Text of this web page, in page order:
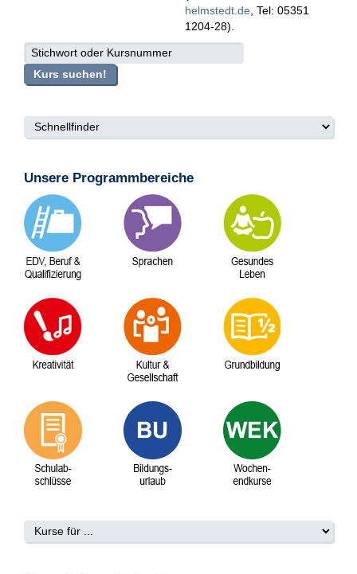
helmstedt de , Tel: 05351
1204-28).
suche
Kurs suchen!
Unsere Programmbereiche